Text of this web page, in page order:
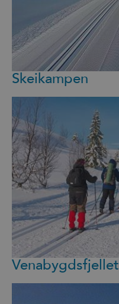
Skeikampen
Venabygdsfjellet